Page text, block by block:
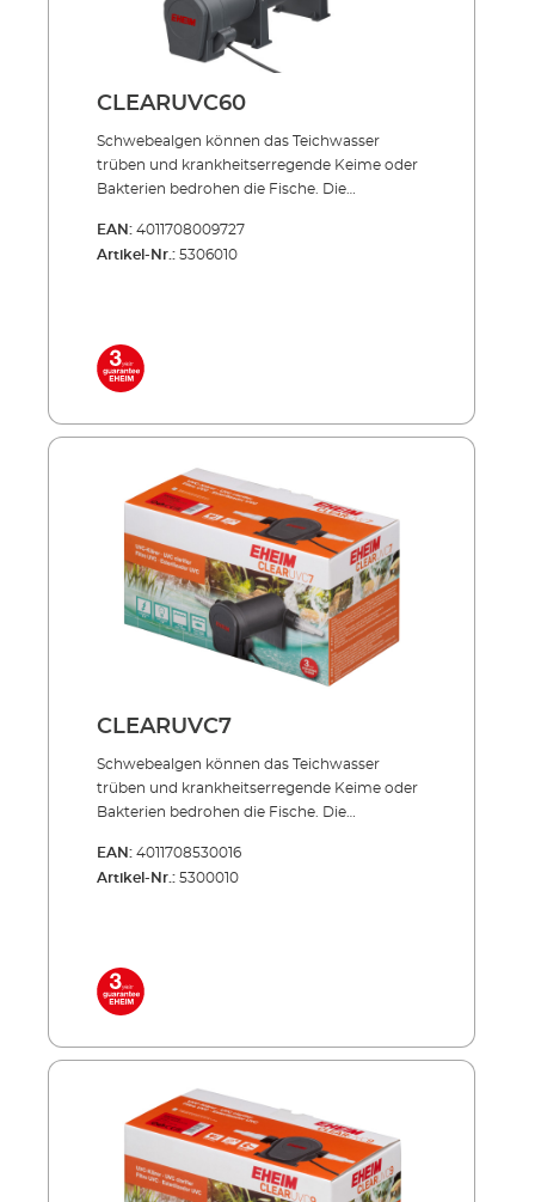
CLEARUVC60
Schwebealgen können das Teich­­wasser
trüben und krankheits­erregende Keime oder
Bakterien bedrohen die Fische. Die
Fällen hocheffizient für Abhilfe: Die spezielle
UV-Strahlung bekämpft gezielt, was den
Inklusive hochwertiger UVC-Lampe mit
langer Lebensdauer (ca. 8.000 Std.) Niedriger
Außenbehälter aus stoßfestem und UV-
einzeln einsetzbar als auch in Verbindung mit
PRESS und LOOP Teichfilter-Sets NEU: Mit 3
Schlauchanschlüssen: Ø 25 = 1", Ø 32 = 1 1/4", Ø
40 = 1 1/2" Lieferumfang: UVC-Lampe 3
Anschlussdüsen 5 m Netzkabel
EAN: 4011708009727
Artikel-Nr.: 5306010
CLEARUVC7
Schwebealgen können das Teich­­wasser
trüben und krankheits­erregende Keime oder
Bakterien bedrohen die Fische. Die
Fällen hocheffizient für Abhilfe: Die spezielle
UV-Strahlung bekämpft gezielt, was den
Inklusive hochwertiger UVC-Lampe mit
langer Lebensdauer Niedriger
Außenbehälter aus stoßfestem und UV-
einzeln einsetzbar als auch in Verbindung mit
PRESS und LOOP Teichfilter-Sets
Lieferumfang: UVC-Lampe 2 Anschlussdüsen
5 m Netzkabel
EAN: 4011708530016
Artikel-Nr.: 5300010